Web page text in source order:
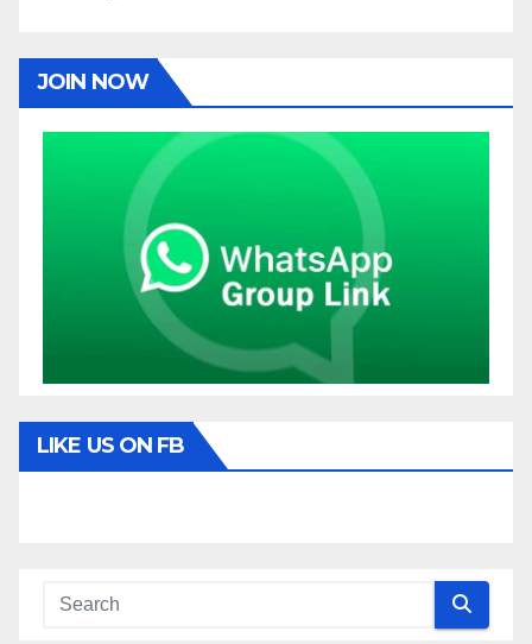
JOIN NOW
LIKE US ON FB